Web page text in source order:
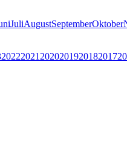
JuliAugustSeptemberOktober
20222021 2020201920182017